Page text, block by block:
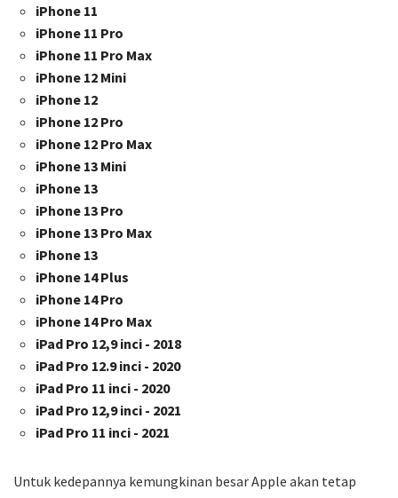
iPhone 11
iPhone 11 Pro
iPhone 11 Pro Max
iPhone 12 Mini
iPhone 12
iPhone 12 Pro
iPhone 12 Pro Max
iPhone 13 Mini
iPhone 13
iPhone 13 Pro
iPhone 13 Pro Max
iPhone 13
iPhone 14 Plus
iPhone 14 Pro
iPhone 14 Pro Max
iPad Pro 12,9 inci - 2018
iPad Pro 12.9 inci - 2020
iPad Pro 11 inci - 2020
iPad Pro 12,9 inci - 2021
iPad Pro 11 inci - 2021
Untuk kedepannya kemungkinan besar Apple akan tetap